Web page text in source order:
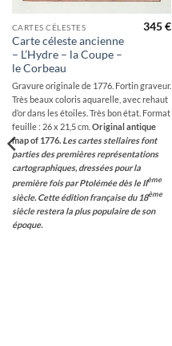
CARTES CÉLESTES
Carte céleste ancienne
– L’Hydre – la Coupe –
le Corbeau
345€
Gravure originale de 1776. Fortin graveur.
Très beaux coloris aquarelle, avec rehaut
d’or dans les étoiles. Très bon état. Format
feuille : 26 x 21,5 cm. Original antique
map of 1776. Les cartes stellaires font
parties des premières représentations
cartographiques, dressées pour la
première fois par Ptolémée dès le IIème
siècle. Cette édition française du 18ème
siècle restera la plus populaire de son
époque.